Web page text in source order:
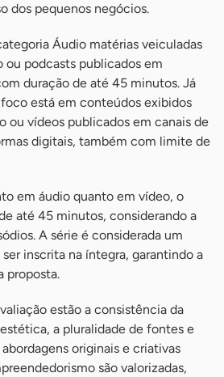
dos pequenos negócios.
Áudio matérias veiculadas
ou podcasts publicados em
duração de até 45 minutos. Já
está em conteúdos exibidos
ou vídeos publicados em canais de
digitais, também com limite de
em áudio quanto em vídeo, o
até 45 minutos, considerando a
A série é considerada um
inscrita na íntegra, garantindo a
proposta.
estão a consistência da
a pluralidade de fontes e
originais e criativas
são valorizadas,